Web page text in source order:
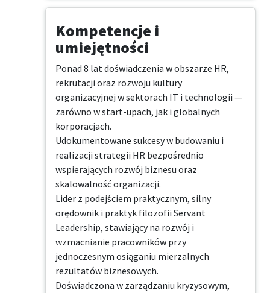
Kompetencje i
umiejętności
Ponad 8 lat doświadczenia w obszarze HR,
rekrutacji oraz rozwoju kultury
organizacyjnej w sektorach IT i technologii —
zarówno w start-upach, jak i globalnych
korporacjach.
Udokumentowane sukcesy w budowaniu i
realizacji strategii HR bezpośrednio
wspierających rozwój biznesu oraz
skalowalność organizacji.
Lider z podejściem praktycznym, silny
orędownik i praktyk filozofii Servant
Leadership, stawiający na rozwój i
wzmacnianie pracowników przy
jednoczesnym osiąganiu mierzalnych
rezultatów biznesowych.
Doświadczona w zarządzaniu kryzysowym,